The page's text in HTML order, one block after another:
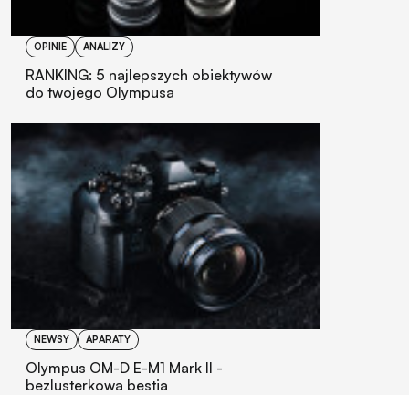
OPINIE ANALIZY
RANKING: 5 najlepszych obiektywów
do twojego Olympusa
NEWSY APARATY
Olympus OM-D E-M1 Mark II -
bezlusterkowa bestia